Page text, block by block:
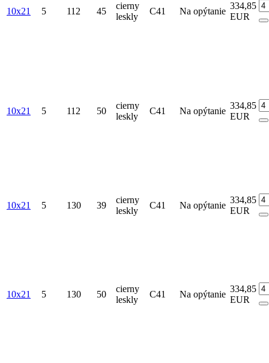
10x21 5 112 45
cierny
leskly
C41 Na opýtanie
334,85
EUR
10x21 5 112 50
cierny
leskly
C41 Na opýtanie
334,85
EUR
10x21 5 130 39
cierny
leskly
C41 Na opýtanie
334,85
EUR
10x21 5 130 50
cierny
leskly
C41 Na opýtanie
334,85
EUR